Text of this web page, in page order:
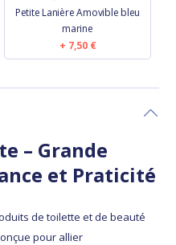
Petite Lanière Amovible bleu
marine
7,50 €
– Grande
et Praticité
de toilette et de beauté
pour allier